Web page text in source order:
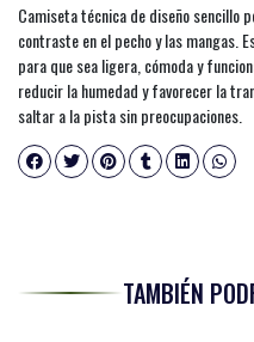
Camiseta técnica de diseño sencillo
contraste en el pecho y las mangas.
para que sea ligera, cómoda y
reducir la humedad y favorecer la
saltar a la pista sin preocupaciones.
TAMBIÉN